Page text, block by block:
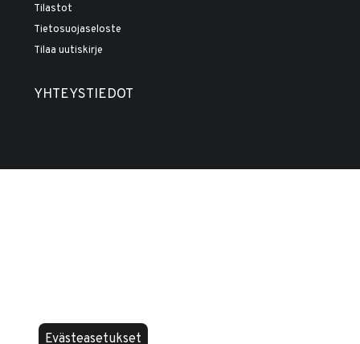
Tilastot
Tietosuojaseloste
Tilaa uutiskirje
YHTEYSTIEDOT
Evästeasetukset